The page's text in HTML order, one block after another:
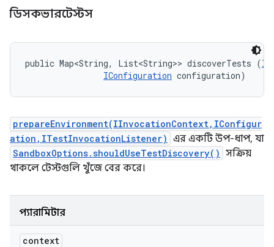
ডিসকভারটেস্টস
public Map<String, List<String>> discoverTests (
IConfiguration configuration)
prepareEnvironment(IInvocationContext,IConfigur
ation,ITestInvocationListener) এর একটি উপ-ধাপ, যা
SandboxOptions.shouldUseTestDiscovery() সক্রিয়
থাকলে টেস্টগুলি খুঁজে বের করে।
প্যারামিটার
context